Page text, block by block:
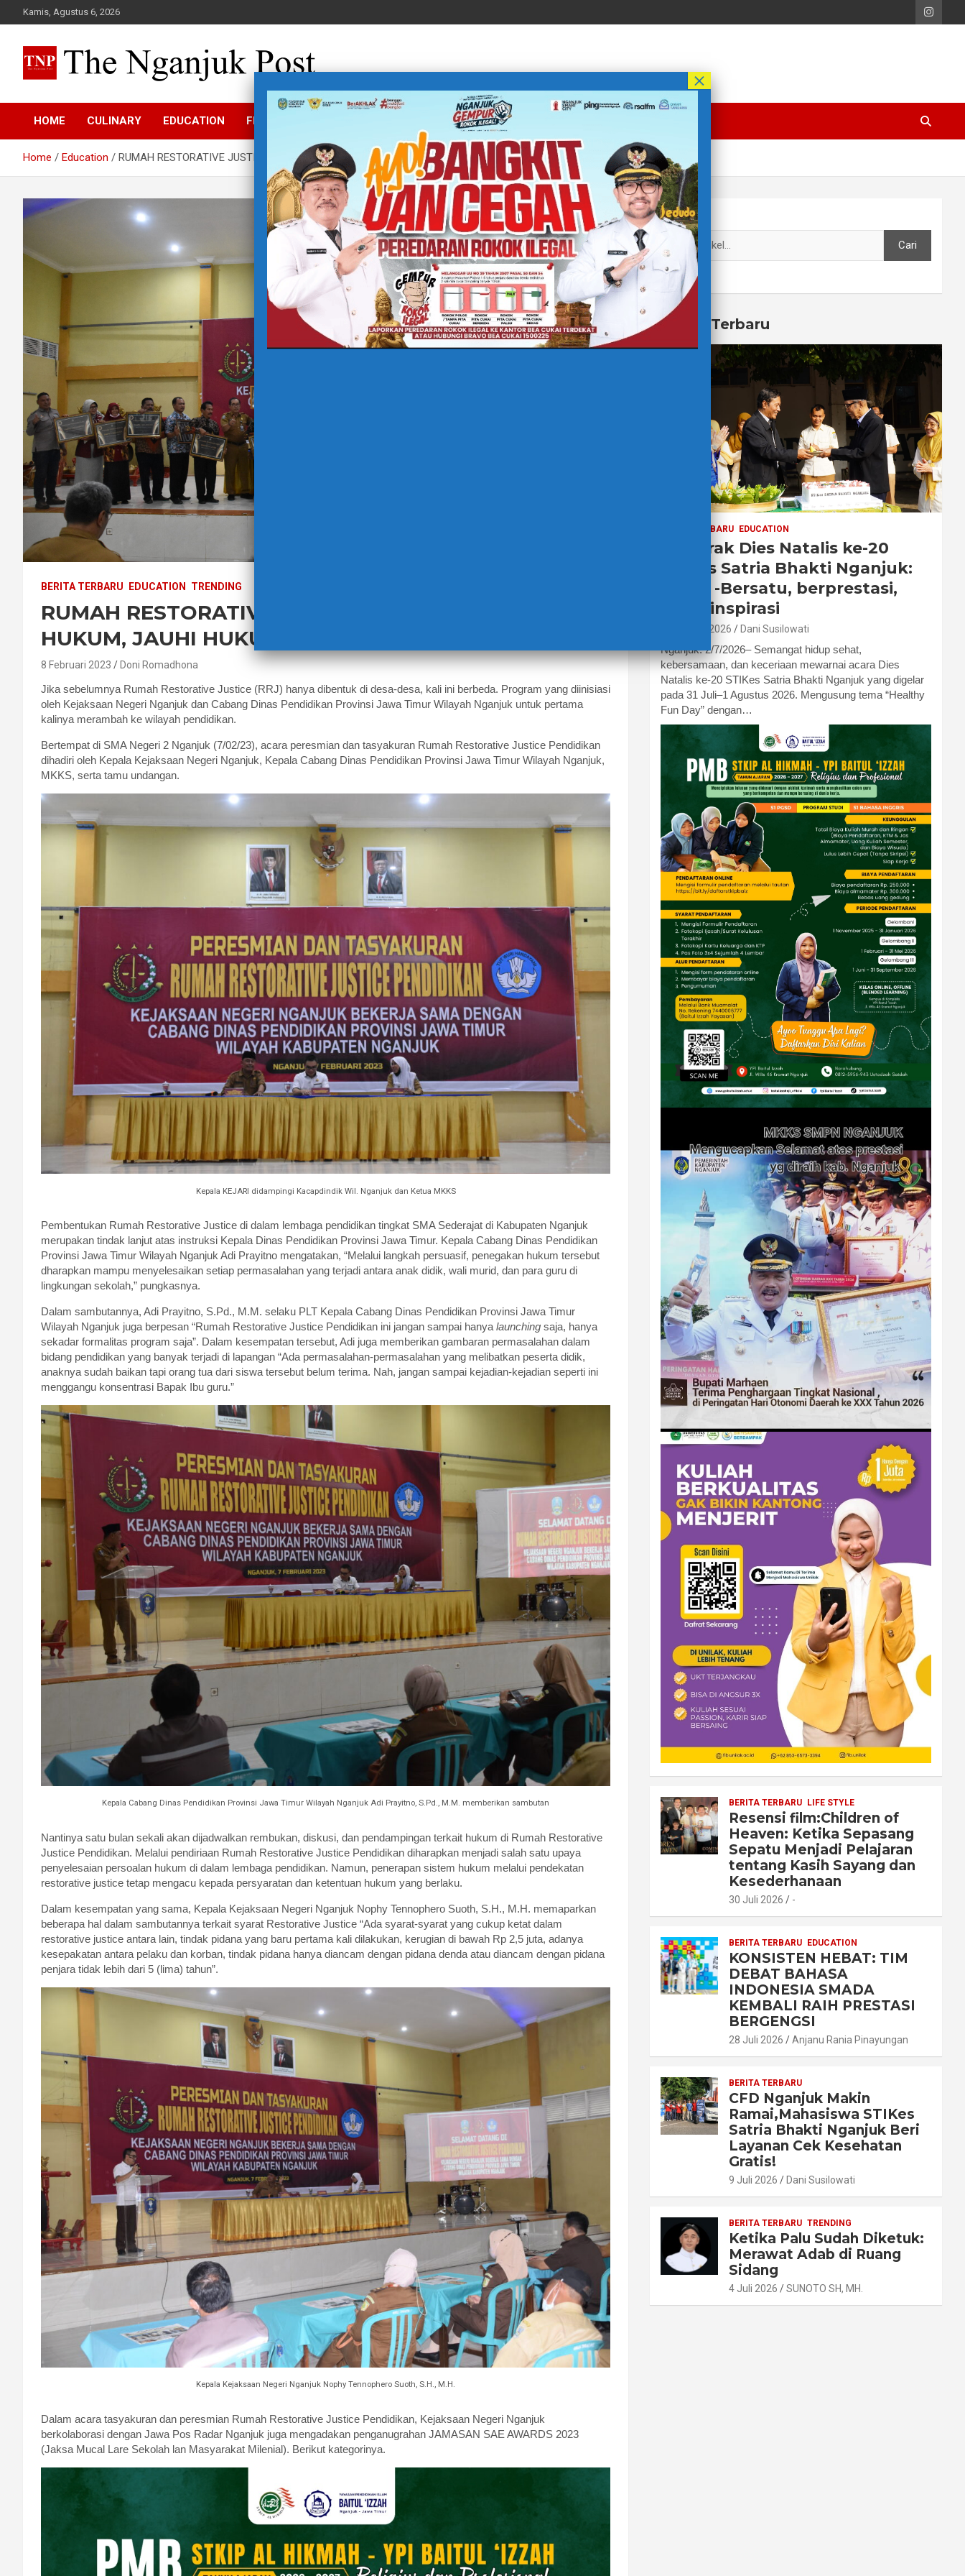
to
Kamis, Agustus 6, 2026
The Nganjuk Post
HOME CULINARY EDUCATION FEATURE TECHNOLOGY
Home Education RUMAH RESTORATIVE JUSTICE PENDIDIKAN: KENALI HUKUM, JAUHI HUKUMAN
BERITA TERBARU EDUCATION TRENDING
RUMAH RESTORATIVE JUSTICE PENDIDIKAN: KENALI
HUKUM, JAUHI HUKUMAN
8 Februari 2023 Doni Romadhona
Jika sebelumnya Rumah Restorative Justice (RRJ) hanya dibentuk di desa-desa, kali ini berbeda. Program yang diinisiasi
oleh Kejaksaan Negeri Nganjuk dan Cabang Dinas Pendidikan Provinsi Jawa Timur Wilayah Nganjuk untuk pertama
kalinya merambah ke wilayah pendidikan.
Bertempat di SMA Negeri 2 Nganjuk (7/02/23), acara peresmian dan tasyakuran Rumah Restorative Justice Pendidikan
dihadiri oleh Kepala Kejaksaan Negeri Nganjuk, Kepala Cabang Dinas Pendidikan Provinsi Jawa Timur Wilayah Nganjuk,
MKKS, serta tamu undangan.
Kepala KEJARI didampingi Kacapdindik Wil. Nganjuk dan Ketua MKKS
Pembentukan Rumah Restorative Justice di dalam lembaga pendidikan tingkat SMA Sederajat di Kabupaten Nganjuk
merupakan tindak lanjut atas instruksi Kepala Dinas Pendidikan Provinsi Jawa Timur. Kepala Cabang Dinas Pendidikan
Provinsi Jawa Timur Wilayah Nganjuk Adi Prayitno mengatakan, “Melalui langkah persuasif, penegakan hukum tersebut
dharapkan mampu menyelesaikan setiap permasalahan yang terjadi antara anak didik, wali murid, dan para guru di
lingkungan sekolah,” pungkasnya.
Dalam sambutannya, Adi Prayitno, S.Pd., M.M. selaku PLT Kepala Cabang Dinas Pendidikan Provinsi Jawa Timur
Wilayah Nganjuk juga berpesan “Rumah Restorative Justice Pendidikan ini jangan sampai hanya launching saja, hanya
sekadar formalitas program saja”. Dalam kesempatan tersebut, Adi juga memberikan gambaran permasalahan dalam
bidang pendidikan yang banyak terjadi di lapangan “Ada permasalahan-permasalahan yang melibatkan peserta didik,
anaknya sudah baikan tapi orang tua dari siswa tersebut belum terima. Nah, jangan sampai kejadian-kejadian seperti ini
menggangu konsentrasi Bapak Ibu guru.”
Kepala Cabang Dinas Pendidikan Provinsi Jawa Timur Wilayah Nganjuk Adi Prayitno, S.Pd., M.M. memberikan sambutan
Nantinya satu bulan sekali akan dijadwalkan rembukan, diskusi, dan pendampingan terkait hukum di Rumah Restorative
Justice Pendidikan. Melalui pendiriaan Rumah Restorative Justice Pendidikan diharapkan menjadi salah satu upaya
penyelesaian persoalan hukum di dalam lembaga pendidikan. Namun, penerapan sistem hukum melalui pendekatan
restorative justice tetap mengacu kepada persyaratan dan ketentuan hukum yang berlaku.
Dalam kesempatan yang sama, Kepala Kejaksaan Negeri Nganjuk Nophy Tennophero Suoth, S.H., M.H. memaparkan
beberapa hal dalam sambutannya terkait syarat Restorative Justice “Ada syarat-syarat yang cukup ketat dalam
restorative justice antara lain, tindak pidana yang baru pertama kali dilakukan, kerugian di bawah Rp 2,5 juta, adanya
kesepakatan antara pelaku dan korban, tindak pidana hanya diancam dengan pidana denda atau diancam dengan pidana
penjara tidak lebih dari 5 (lima) tahun”.
Kepala Kejaksaan Negeri Nganjuk Nophy Tennophero Suoth, S.H., M.H.
Dalam acara tasyakuran dan peresmian Rumah Restorative Justice Pendidikan, Kejaksaan Negeri Nganjuk
berkolaborasi dengan Jawa Pos Radar Nganjuk juga mengadakan penganugrahan JAMASAN SAE AWARDS 2023
(Jaksa Mucal Lare Sekolah lan Masyarakat Milenial). Berikut kategorinya.
Cari
Cari
Berita Terbaru
BERITA TERBARU EDUCATION
Semarak Dies Natalis ke-20
STIKes Satria Bhakti Nganjuk:
Sehat -Bersatu, berprestasi,
menginspirasi
2 Agustus 2026 Dani Susilowati
Nganjuk. 2/7/2026– Semangat hidup sehat,
kebersamaan, dan keceriaan mewarnai acara Dies
Natalis ke-20 STIKes Satria Bhakti Nganjuk yang digelar
pada 31 Juli–1 Agustus 2026. Mengusung tema “Healthy
Fun Day” dengan…
BERITA TERBARU LIFE STYLE
Resensi film:Children of
Heaven: Ketika Sepasang
Sepatu Menjadi Pelajaran
tentang Kasih Sayang dan
Kesederhanaan
30 Juli 2026 -
BERITA TERBARU EDUCATION
KONSISTEN HEBAT: TIM
DEBAT BAHASA
INDONESIA SMADA
KEMBALI RAIH PRESTASI
BERGENGSI
28 Juli 2026 Anjanu Rania Pinayungan
BERITA TERBARU
CFD Nganjuk Makin
Ramai,Mahasiswa STIKes
Satria Bhakti Nganjuk Beri
Layanan Cek Kesehatan
Gratis!
9 Juli 2026 Dani Susilowati
BERITA TERBARU TRENDING
Ketika Palu Sudah Diketuk:
Merawat Adab di Ruang
Sidang
4 Juli 2026 SUNOTO SH, MH.